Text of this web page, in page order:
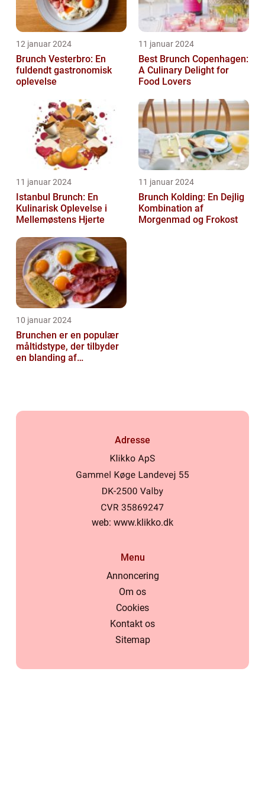
12 januar 2024
Brunch Vesterbro: En
fuldendt gastronomisk
oplevelse
11 januar 2024
Best Brunch Copenhagen:
A Culinary Delight for
Food Lovers
11 januar 2024
Istanbul Brunch: En
Kulinarisk Oplevelse i
Mellemøstens Hjerte
11 januar 2024
Brunch Kolding: En Dejlig
Kombination af
Morgenmad og Frokost
10 januar 2024
Brunchen er en populær
måltidstype, der tilbyder
en blanding af
Adresse
web: www.klikko.dk
Menu
Annoncering
Om os
Cookies
Kontakt os
Sitemap